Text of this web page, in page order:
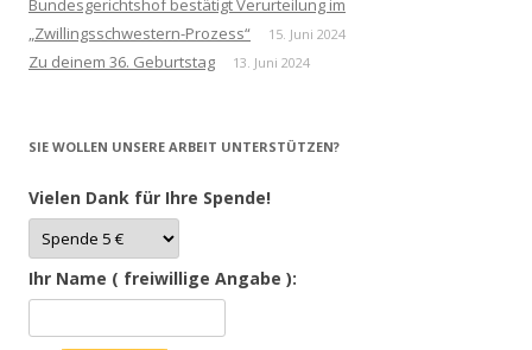
Bundesgerichtshof bestätigt Verurteilung im
„Zwillingsschwestern-Prozess“
15. Juni 2024
Zu deinem 36. Geburtstag 13. Juni 2024
SIE WOLLEN UNSERE ARBEIT UNTERSTÜTZEN?
Vielen Dank für Ihre Spende!
Ihr Name ( freiwillige Angabe ):